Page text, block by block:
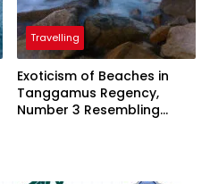
Travelling
Exoticism of Beaches in
Tanggamus Regency,
Number 3 Resembling